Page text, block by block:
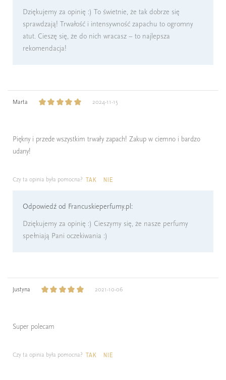
Dziękujemy za opinię :) To świetnie, że tak dobrze się
sprawdzają! Trwałość i intensywność zapachu to ogromny
atut. Cieszę się, że do nich wracasz – to najlepsza
rekomendacja!
Marta 2024-11-15
Piękny i przede wszystkim trwały zapach! Zakup w ciemno i bardzo
udany!
Czy ta opinia była pomocna? TAK NIE
Odpowiedź od Francuskieperfumy.pl:
Dziękujemy za opinię :) Cieszymy się, że nasze perfumy
spełniają Pani oczekiwania :)
Justyna 2021-10-06
Super polecam
Czy ta opinia była pomocna? TAK NIE